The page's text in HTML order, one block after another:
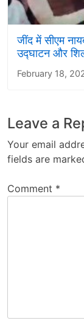
जींद में सीएम
उद्घाटन और
February 18,
Leave a
Your email
fields are
Comment *